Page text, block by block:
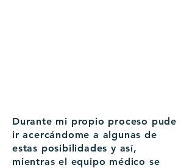
Durante mi propio proceso pude
ir acercándome a algunas de
estas posibilidades y así,
mientras el equipo médico se